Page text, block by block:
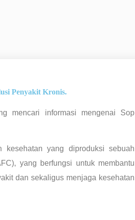
Penyakit Kronis.
mencari informasi mengenai Sop
kesehatan yang diproduksi sebuah
yang berfungsi untuk membantu
dan sekaligus menjaga kesehatan